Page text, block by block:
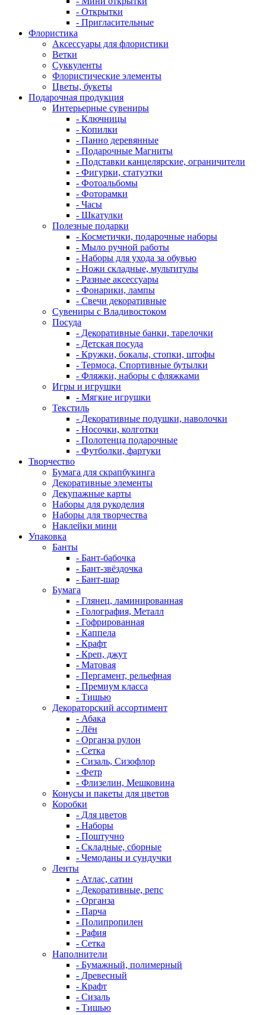
- Открытки
- Пригласительные
Флористика
Аксессуары для флористики
Ветки
Суккуленты
Флористические элементы
Цветы, букеты
Подарочная продукция
Интерьерные сувениры
- Ключницы
- Копилки
- Панно деревянные
- Подарочные Магниты
- Подставки канцелярские, ограничители
- Фигурки, статуэтки
- Фотоальбомы
- Фоторамки
- Часы
- Шкатулки
Полезные подарки
- Косметички, подарочные наборы
- Мыло ручной работы
- Наборы для ухода за обувью
- Ножи складные, мультитулы
- Разные аксессуары
- Фонарики, лампы
- Свечи декоративные
Сувениры с Владивостоком
Посуда
- Декоративные банки, тарелочки
- Детская посуда
- Кружки, бокалы, стопки, штофы
- Термоса, Спортивные бутылки
- Фляжки, наборы с фляжками
Игры и игрушки
- Мягкие игрушки
Текстиль
- Декоративные подушки, наволочки
- Носочки, колготки
- Полотенца подарочные
- Футболки, фартуки
Творчество
Бумага для скрапбукинга
Декоративные элементы
Декупажные карты
Наборы для рукоделия
Наборы для творчества
Наклейки мини
Упаковка
Банты
- Бант-бабочка
- Бант-звёздочка
- Бант-шар
Бумага
- Глянец, ламинированная
- Голография, Металл
- Гофрированная
- Каппела
- Крафт
- Креп, джут
- Матовая
- Пергамент, рельефная
- Премиум класса
- Тишью
Декораторский ассортимент
- Абака
- Лён
- Органза рулон
- Сетка
- Сизаль, Сизофлор
- Фетр
- Флизелин, Мешковина
Конусы и пакеты для цветов
Коробки
- Для цветов
- Наборы
- Поштучно
- Складные, сборные
- Чемоданы и сундучки
Ленты
- Атлас, сатин
- Декоративные, репс
- Органза
- Парча
- Полипропилен
- Рафия
- Сетка
Наполнители
- Бумажный, полимерный
- Древесный
- Крафт
- Сизаль
- Тишью